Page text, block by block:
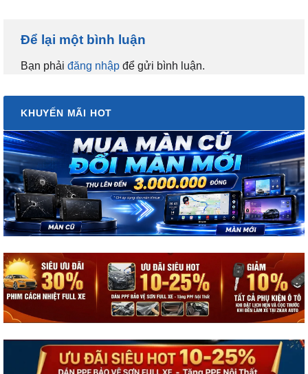
Để lại một bình luận
Bạn phải đăng nhập để gửi bình luận.
KHUYẾN MÃI HOT